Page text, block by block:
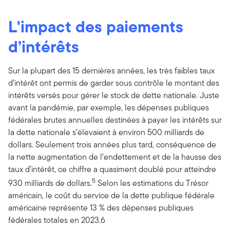
L'impact des paiements
d’intérêts
Sur la plupart des 15 dernières années, les très faibles taux
d’intérêt ont permis de garder sous contrôle le montant des
intérêts versés pour gérer le stock de dette nationale. Juste
avant la pandémie, par exemple, les dépenses publiques
fédérales brutes annuelles destinées à payer les intérêts sur
la dette nationale s’élevaient à environ 500 milliards de
dollars. Seulement trois années plus tard, conséquence de
la nette augmentation de l’endettement et de la hausse des
taux d’intérêt, ce chiffre a quasiment doublé pour atteindre
930 milliards de dollars.5 Selon les estimations du Trésor
américain, le coût du service de la dette publique fédérale
américaine représente 13 % des dépenses publiques
fédérales totales en 2023.6